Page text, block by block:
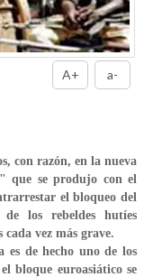
A+ a-
con razón, en la nueva
que se produjo con el
el bloqueo del
los rebeldes hutíes
vez más grave.
es de hecho uno de los
bloque euroasiático se